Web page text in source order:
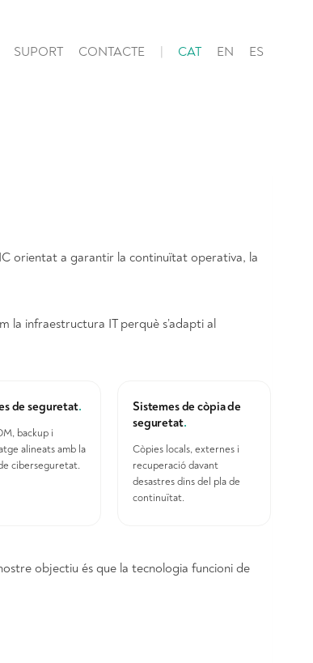
SUPORT CONTACTE CAT EN ES
orientat a garantir la continuïtat operativa, la
la infraestructura IT perquè s’adapti al
de seguretat.
backup i
alineats amb la
ciberseguretat.
Sistemes de còpia de
seguretat.
Còpies locals, externes i
recuperació davant
desastres dins del pla de
continuïtat.
objectiu és que la tecnologia funcioni de